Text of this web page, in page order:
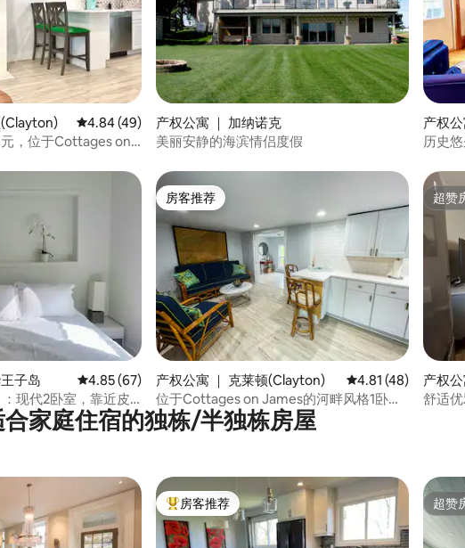
100 条评价
平均评分 4.84 分（满分 5 分），共 49 条评价
4.84 (49)
，位于Cottages on
产权公寓 ｜ 加纳诺克
美丽安静的海滨情侣度假
产权
历史
52 条评价
子岛 平均评分 4.85 分（满分 5 分），共 67 条评价
4.85 (67)
现代2卧室，靠近皮
房客推荐
房客推荐
产权公寓 ｜ 克莱顿(Clayton) 平均评分 4.81 分（
4.81 (48)
位于Cottages on James的河畔风格1卧公
寓
超赞
超赞
产权
舒适优
家庭住宿的独栋/半独栋房屋
热门「房客推荐」
房客推荐 超赞
超赞